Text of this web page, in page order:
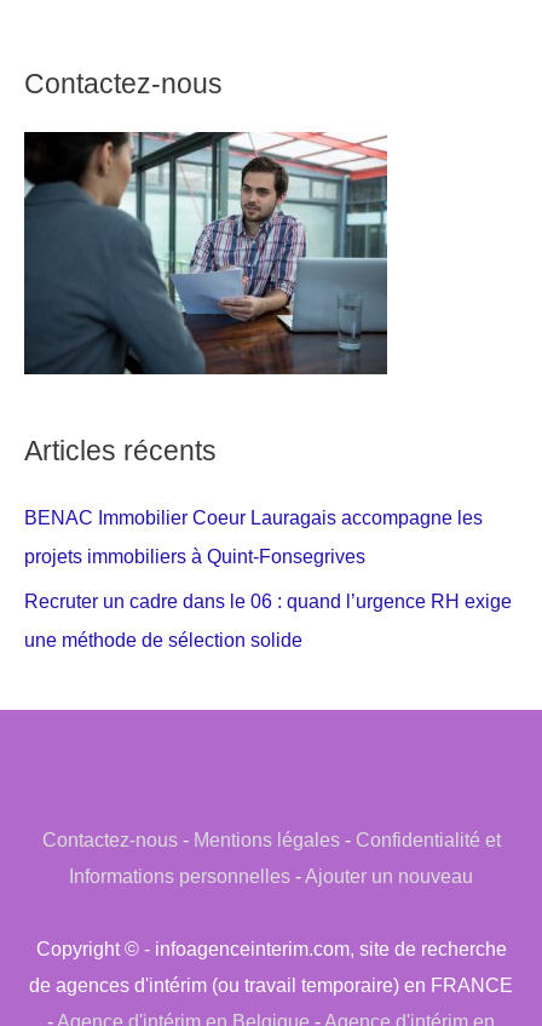
Contactez-nous
Articles récents
BENAC Immobilier Coeur Lauragais accompagne les
projets immobiliers à Quint-Fonsegrives
Recruter un cadre dans le 06 : quand l’urgence RH exige
une méthode de sélection solide
Contactez-nous- Mentions légales- Confidentialité et
Informations personnelles -Ajouter un nouveau
Copyright © - infoagenceinterim.com, site de recherche
de agences d'intérim (ou travail temporaire) en FRANCE